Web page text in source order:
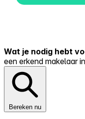
Wat je nodig hebt
een erkend makelaar
Bereken nu